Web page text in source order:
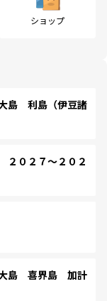
ショップ
島 利島（伊豆諸
０２７～２０２
島 喜界島 加計